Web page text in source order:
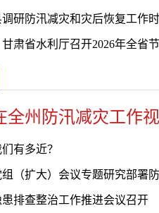
研防汛减灾和灾后恢复工作
甘肃省水利厅召开2026年全省
有多近？
（扩大）会议专题研究部署
排查整治工作推进会议召开